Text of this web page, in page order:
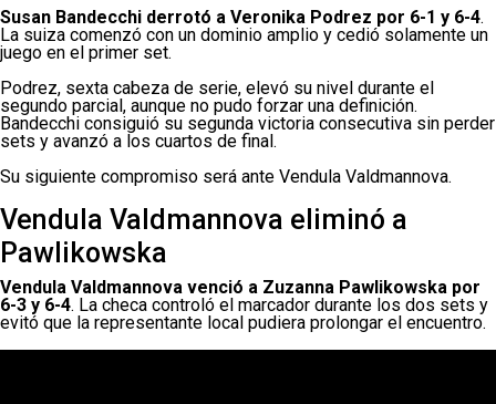
Susan Bandecchi derrotó a Veronika Podrez por 6-1 y 6-4.
La suiza comenzó con un dominio amplio y cedió solamente un
juego en el primer set.
Podrez, sexta cabeza de serie, elevó su nivel durante el
segundo parcial, aunque no pudo forzar una definición.
Bandecchi consiguió su segunda victoria consecutiva sin perder
sets y avanzó a los cuartos de final.
Su siguiente compromiso será ante Vendula Valdmannova.
Vendula Valdmannova eliminó a
Pawlikowska
Vendula Valdmannova venció a Zuzanna Pawlikowska por
6-3 y 6-4. La checa controló el marcador durante los dos sets y
evitó que la representante local pudiera prolongar el encuentro.